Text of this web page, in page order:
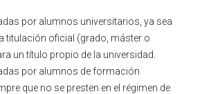
por alumnos universitarios, ya sea
titulación oficial (grado, máster o
un título propio de la universidad.
por alumnos de formación
que no se presten en el régimen de